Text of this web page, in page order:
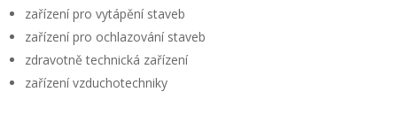
zařízení pro vytápění staveb
zařízení pro ochlazování staveb
zdravotně technická zařízení
zařízení vzduchotechniky